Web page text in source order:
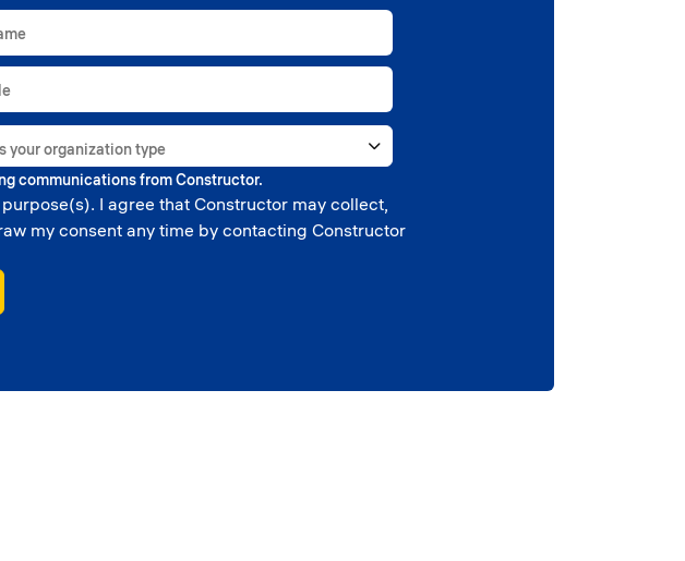
your organization type
sport
communications from Constructor.
I agree that Constructor may collect,
my consent any time by contacting Constructor